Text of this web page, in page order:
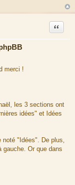
Citation
merci !
les 3 sections ont
idées" et Idées
noté "Idées". De plus,
Or que dans